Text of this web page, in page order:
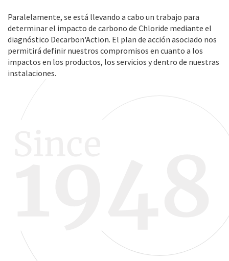
Paralelamente, se está llevando a cabo un trabajo para
determinar el impacto de carbono de Chloride mediante el
diagnóstico Decarbon'Action. El plan de acción asociado nos
permitirá definir nuestros compromisos en cuanto a los
impactos en los productos, los servicios y dentro de nuestras
instalaciones.